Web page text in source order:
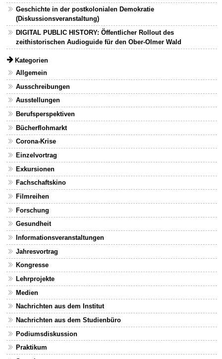
Geschichte in der postkolonialen Demokratie
(Diskussionsveranstaltung)
DIGITAL PUBLIC HISTORY: Öffentlicher Rollout des
zeithistorischen Audioguide für den Ober-Olmer Wald
Kategorien
Allgemein
Ausschreibungen
Ausstellungen
Berufsperspektiven
Bücherflohmarkt
Corona-Krise
Einzelvortrag
Exkursionen
Fachschaftskino
Filmreihen
Forschung
Gesundheit
Informationsveranstaltungen
Jahresvortrag
Kongresse
Lehrprojekte
Medien
Nachrichten aus dem Institut
Nachrichten aus dem Studienbüro
Podiumsdiskussion
Praktikum